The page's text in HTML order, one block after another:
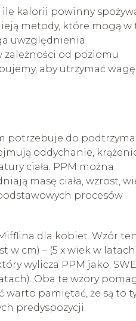
ile kalorii powinny
metody, które mogą w
uwzględnienia
od poziomu
aby utrzymać wagę,
potrzebuje do
oddychanie,
ciała. PPM można
masę ciała, wzrost,
procesów
dla kobiet. Wzór ten
w cm) – (5 x wiek w
wylicza PPM jako:
latach). Oba te wzory
pamiętać, że są to
predyspozycji.